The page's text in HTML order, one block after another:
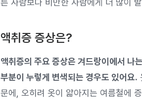
른 사람보다 비만한 사람에게 더 많이
액취증 증상은?
액취증의 주요 증상은 겨드랑이에서 나
부분이 누렇게 변색되는 경우도 있어요.
문에, 오히려 옷이 얇아지는 여름철에